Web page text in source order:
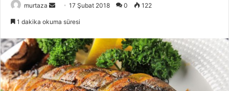
murtaza
Bir
göndermek
17 Şubat 2018 0 122
1 dakika okuma süresi